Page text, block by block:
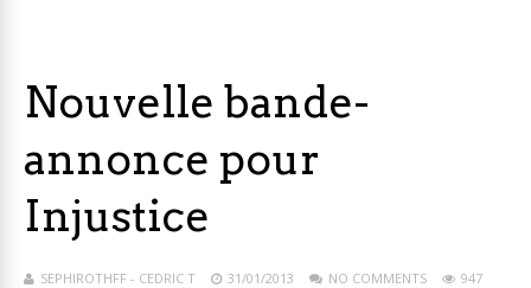
Nouvelle bande-
annonce pour
Injustice
SEPHIROTHFF - CEDRIC T 31/01/2013 NO COMMENTS
947